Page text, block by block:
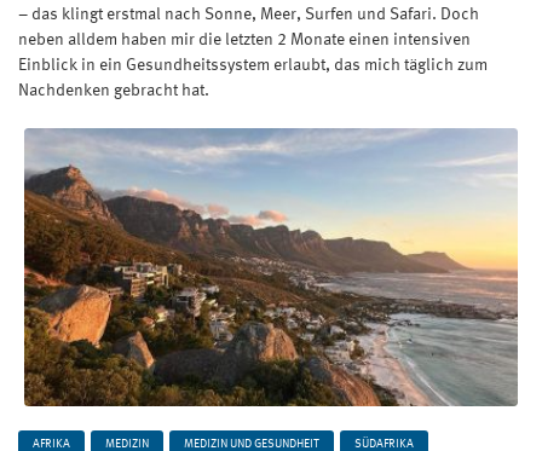
– das klingt erstmal nach Sonne, Meer, Surfen und Safari. Doch
neben alldem haben mir die letzten 2 Monate einen intensiven
Einblick in ein Gesundheitssystem erlaubt, das mich täglich zum
Nachdenken gebracht hat.
AFRIKA MEDIZIN MEDIZIN UND GESUNDHEIT SÜDAFRIKA